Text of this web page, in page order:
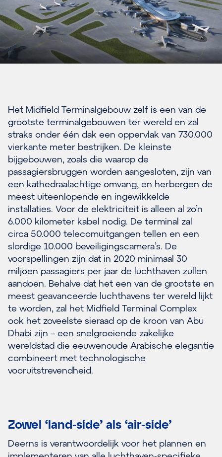
Het Midfield Terminalgebouw zelf is een van de
grootste terminalgebouwen ter wereld en zal
straks onder één dak een oppervlak van 730.000
vierkante meter bestrijken. De kleinste
bijgebouwen, zoals die waarop de
passagiersbruggen worden aangesloten, zijn van
een kathedraalachtige omvang, en herbergen de
meest uiteenlopende en ingewikkelde
installaties. Voor de elektriciteit is alleen al zo’n
6.000 kilometer kabel nodig. De terminal zal
circa 50.000 telecomuitgangen tellen en een
slordige 10.000 beveiligingscamera’s. De
voorspellingen zijn dat in 2020 minimaal 30
miljoen passagiers per jaar de luchthaven zullen
aandoen. Behalve dat het een van de grootste en
meest geavanceerde luchthavens ter wereld lijkt
te worden, zal het Midfield Terminal Complex
ook het zoveelste sieraad op de kroon van Abu
Dhabi zijn – een snelgroeiende zakelijke
wereldstad die eeuwenoude Arabische elegantie
combineert met technologische
vooruitstrevendheid.
Zowel ‘land-side’ als ‘air-side’
Deerns is verantwoordelijk voor het plannen en